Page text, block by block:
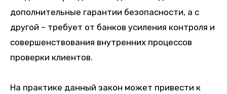
дополнительные гарантии безопасности, а с
другой – требует от банков усиления контроля и
совершенствования внутренних процессов
проверки клиентов.
На практике данный закон может привести к